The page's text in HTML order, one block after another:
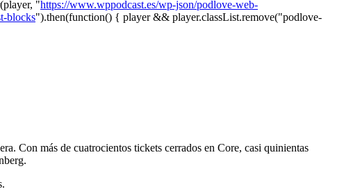
"https://www.wppodcast.es/wp-json/podlove-web-
blocks").then(function() { player && player.classList.remove("podlove-
Con más de cuatrocientos tickets cerrados en Core, casi quinientas